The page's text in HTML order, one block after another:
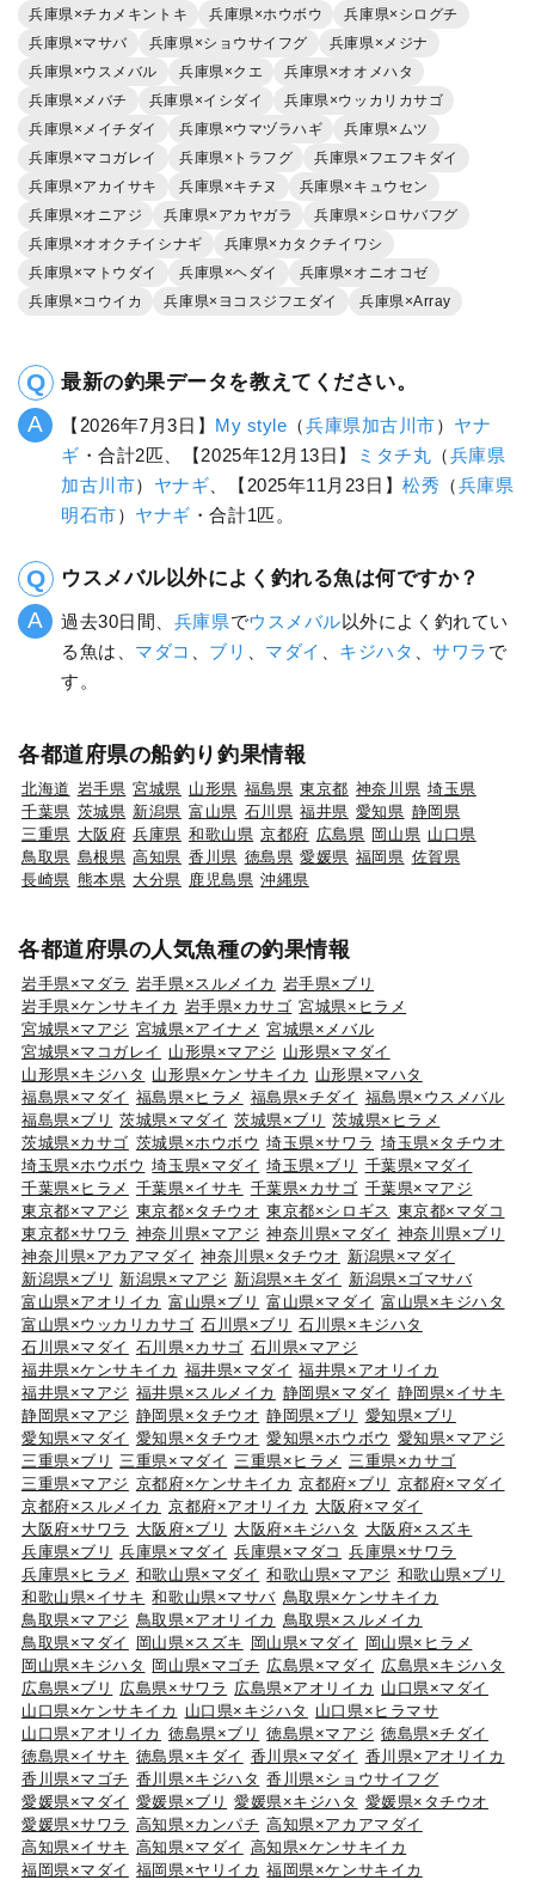
兵庫県×チカメキントキ
兵庫県×ホウボウ
兵庫県×シログチ
兵庫県×マサバ
兵庫県×ショウサイフグ
兵庫県×メジナ
兵庫県×ウスメバル
兵庫県×クエ
兵庫県×オオメハタ
兵庫県×メバチ
兵庫県×イシダイ
兵庫県×ウッカリカサゴ
兵庫県×メイチダイ
兵庫県×ウマヅラハギ
兵庫県×ムツ
兵庫県×マコガレイ
兵庫県×トラフグ
兵庫県×フエフキダイ
兵庫県×アカイサキ
兵庫県×キチヌ
兵庫県×キュウセン
兵庫県×オニアジ
兵庫県×アカヤガラ
兵庫県×シロサバフグ
兵庫県×オオクチイシナギ
兵庫県×カタクチイワシ
兵庫県×マトウダイ
兵庫県×ヘダイ
兵庫県×オニオコゼ
兵庫県×コウイカ
兵庫県×ヨコスジフエダイ 兵庫県×Array
最新の釣果データを教えてください。
【2026年7月3日】 My style （兵庫県加古川市） ヤナ
ギ ・合計2匹、【2025年12月13日】 ミタチ丸 （兵庫県
加古川市） ヤナギ 、【2025年11月23日】松秀 （兵庫県
明石市） ヤナギ ・合計1匹。
ウスメバル以外によく釣れる魚は何ですか？
過去30日間、 兵庫県でウスメバル以外によく釣れてい
る魚は、 マダコ ブリ マダイ キジハタ 、サワラ で
す。
各都道府県の船釣り釣果情報
北海道 岩手県 宮城県 山形県 福島県 東京都 神奈川県 埼玉県
千葉県 茨城県 新潟県 富山県 石川県 福井県 愛知県 静岡県
三重県 大阪府 兵庫県 和歌山県 京都府 広島県 岡山県 山口県
鳥取県 島根県 高知県 香川県 徳島県 愛媛県 福岡県 佐賀県
長崎県 熊本県 大分県 鹿児島県 沖縄県
各都道府県の人気魚種の釣果情報
岩手県×マダラ 岩手県×スルメイカ 岩手県×ブリ
岩手県×ケンサキイカ 岩手県×カサゴ 宮城県×ヒラメ
宮城県×マアジ 宮城県×アイナメ 宮城県×メバル
宮城県×マコガレイ
山形県×マアジ 山形県×マダイ
山形県×キジハタ 山形県×ケンサキイカ
山形県×マハタ
福島県×マダイ 福島県×ヒラメ 福島県×チダイ 福島県×ウスメバル
福島県×ブリ
茨城県×マダイ 茨城県×ブリ
茨城県×ヒラメ
茨城県×カサゴ 茨城県×ホウボウ 埼玉県×サワラ 埼玉県×タチウオ
埼玉県×ホウボウ 埼玉県×マダイ 埼玉県×ブリ
千葉県×マダイ
千葉県×ヒラメ 千葉県×イサキ 千葉県×カサゴ 千葉県×マアジ
東京都×マアジ 東京都×タチウオ 東京都×シロギス 東京都×マダコ
東京都×サワラ 神奈川県×マアジ 神奈川県×マダイ 神奈川県×ブリ
神奈川県×アカアマダイ 神奈川県×タチウオ 新潟県×マダイ
新潟県×ブリ
新潟県×マアジ 新潟県×キダイ
新潟県×ゴマサバ
富山県×アオリイカ 富山県×ブリ 富山県×マダイ 富山県×キジハタ
富山県×ウッカリカサゴ 石川県×ブリ
石川県×キジハタ
石川県×マダイ 石川県×カサゴ 石川県×マアジ
福井県×ケンサキイカ 福井県×マダイ 福井県×アオリイカ
福井県×マアジ 福井県×スルメイカ 静岡県×マダイ 静岡県×イサキ
静岡県×マアジ 静岡県×タチウオ 静岡県×ブリ
愛知県×ブリ
愛知県×マダイ 愛知県×タチウオ 愛知県×ホウボウ 愛知県×マアジ
三重県×ブリ
三重県×マダイ 三重県×ヒラメ
三重県×カサゴ
三重県×マアジ 京都府×ケンサキイカ 京都府×ブリ
京都府×マダイ
京都府×スルメイカ 京都府×アオリイカ
大阪府×マダイ
大阪府×サワラ
大阪府×ブリ 大阪府×キジハタ
大阪府×スズキ
兵庫県×ブリ
兵庫県×マダイ 兵庫県×マダコ
兵庫県×サワラ
兵庫県×ヒラメ 和歌山県×マダイ 和歌山県×マアジ 和歌山県×ブリ
和歌山県×イサキ 和歌山県×マサバ 鳥取県×ケンサキイカ
鳥取県×マアジ 鳥取県×アオリイカ
鳥取県×スルメイカ
鳥取県×マダイ
岡山県×スズキ 岡山県×マダイ
岡山県×ヒラメ
岡山県×キジハタ
岡山県×マゴチ 広島県×マダイ 広島県×キジハタ
広島県×ブリ
広島県×サワラ 広島県×アオリイカ 山口県×マダイ
山口県×ケンサキイカ
山口県×キジハタ
山口県×ヒラマサ
山口県×アオリイカ 徳島県×ブリ 徳島県×マアジ 徳島県×チダイ
徳島県×イサキ 徳島県×キダイ 香川県×マダイ 香川県×アオリイカ
香川県×マゴチ 香川県×キジハタ 香川県×ショウサイフグ
愛媛県×マダイ 愛媛県×ブリ 愛媛県×キジハタ 愛媛県×タチウオ
愛媛県×サワラ 高知県×カンパチ 高知県×アカアマダイ
高知県×イサキ 高知県×マダイ 高知県×ケンサキイカ
福岡県×マダイ 福岡県×ヤリイカ 福岡県×ケンサキイカ